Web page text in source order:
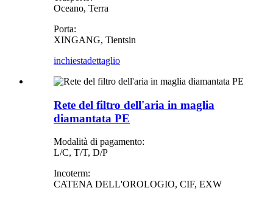
Oceano, Terra
Porta:
XINGANG, Tientsin
inchiestadettaglio
Rete del filtro dell'aria in maglia
diamantata PE
Modalità di pagamento:
L/C, T/T, D/P
Incoterm:
CATENA DELL'OROLOGIO, CIF, EXW